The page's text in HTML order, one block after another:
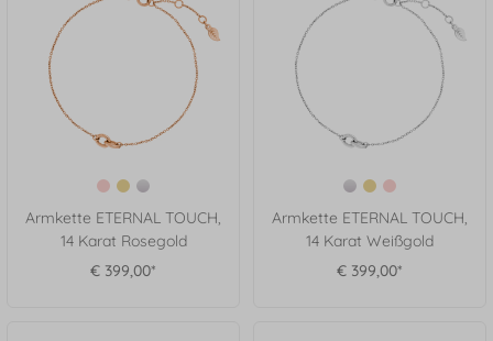
Armkette ETERNAL TOUCH,
14 Karat Rosegold
€ 399,00*
Armkette ETERNAL TOUCH,
14 Karat Weißgold
€ 399,00*